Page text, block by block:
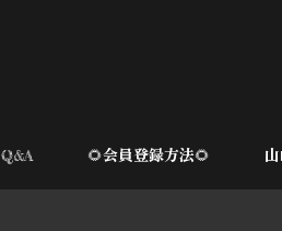
Q&A 🌻会員登録方法🌻